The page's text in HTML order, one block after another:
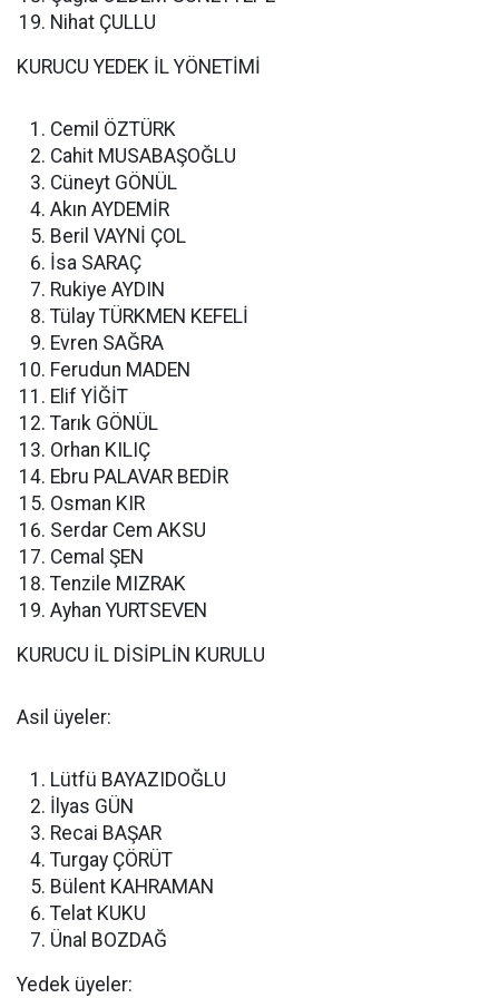
Nihat ÇULLU
KURUCU YEDEK İL YÖNETİMİ
Cemil ÖZTÜRK
Cahit MUSABAŞOĞLU
Cüneyt GÖNÜL
Akın AYDEMİR
Beril VAYNİ ÇOL
İsa SARAÇ
Rukiye AYDIN
Tülay TÜRKMEN KEFELİ
Evren SAĞRA
Ferudun MADEN
Elif YİĞİT
Tarık GÖNÜL
Orhan KILIÇ
Ebru PALAVAR BEDİR
Osman KIR
Serdar Cem AKSU
Cemal ŞEN
Tenzile MIZRAK
Ayhan YURTSEVEN
KURUCU İL DİSİPLİN KURULU
Asil üyeler:
Lütfü BAYAZIDOĞLU
İlyas GÜN
Recai BAŞAR
Turgay ÇÖRÜT
Bülent KAHRAMAN
Telat KUKU
Ünal BOZDAĞ
Yedek üyeler: